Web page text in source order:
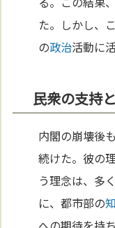
た。しかし、
の政治活動に
民衆の支持
内閣の崩壊後
続けた。彼の
う理念は、多
に、都市部の